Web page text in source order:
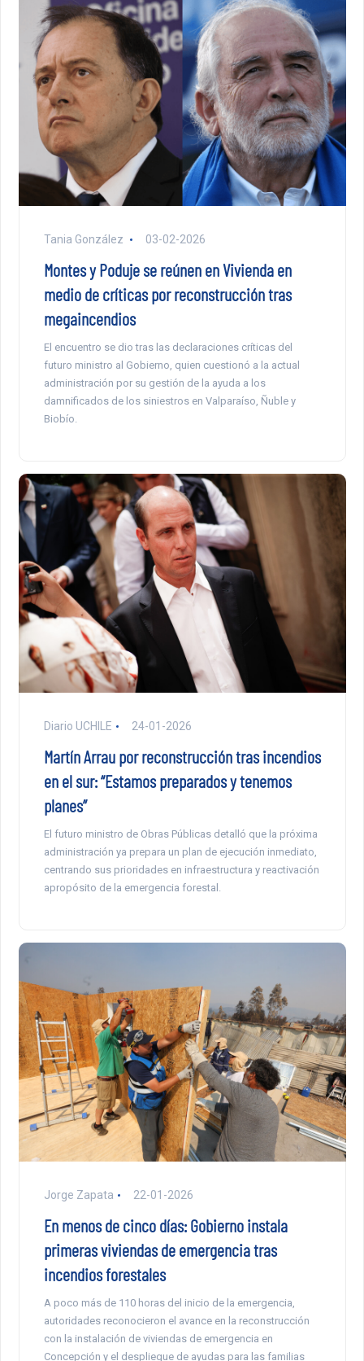
Tania González 03-02-2026
Montes y Poduje se reúnen en Vivienda en
medio de críticas por reconstrucción tras
megaincendios
El encuentro se dio tras las declaraciones críticas del
futuro ministro al Gobierno, quien cuestionó a la actual
administración por su gestión de la ayuda a los
damnificados de los siniestros en Valparaíso, Ñuble y
Biobío.
Diario UCHILE 24-01-2026
Martín Arrau por reconstrucción tras incendios
en el sur: “Estamos preparados y tenemos
planes”
El futuro ministro de Obras Públicas detalló que la próxima
administración ya prepara un plan de ejecución inmediato,
centrando sus prioridades en infraestructura y reactivación
apropósito de la emergencia forestal.
Jorge Zapata 22-01-2026
En menos de cinco días: Gobierno instala
primeras viviendas de emergencia tras
incendios forestales
A poco más de 110 horas del inicio de la emergencia,
autoridades reconocieron el avance en la reconstrucción
con la instalación de viviendas de emergencia en
Concepción y el despliegue de ayudas para las familias